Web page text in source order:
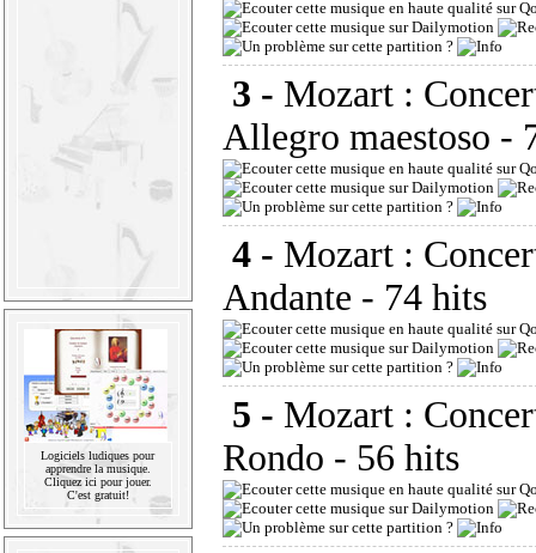
Logiciels ludiques pour
apprendre la musique.
Cliquez ici pour jouer.
C'est gratuit!
3 - Mozart :
Allegro maestoso -
4 - Mozart :
Andante - 74 hits
5 - Mozart :
Rondo - 56 hits